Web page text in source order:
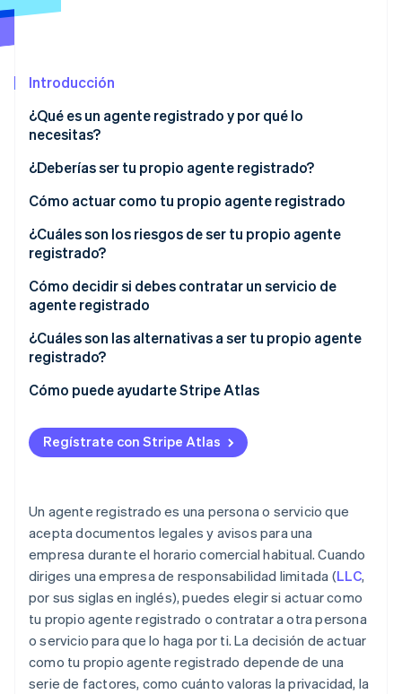
Constitución de una startup
Climate
Eliminación de dióxido de carbono
Verificación de identidad en línea
Descubre cómo Stripe está construyendo la
para la IA.
Introducción
¿Qué es un agente registrado y por qué lo
necesitas?
¿Deberías ser tu propio agente registrado?
Cómo actuar como tu propio agente registrado
¿Cuáles son los riesgos de ser tu propio agente
registrado?
Cómo decidir si debes contratar un servicio de
agente registrado
¿Cuáles son las alternativas a ser tu propio agente
registrado?
Contrata el servicio de un agente registrado
Recurre a un abogado o a un bufete de abogados
Pregúntale a un amigo o familiar de confianza
Cómo puede ayudarte Stripe Atlas
Registro con Atlas
Aceptar pagos y operaciones bancarias antes de
Compra de acciones iniciales sin efectivo
Presentación automática de la elección fiscal 83(b)
Documentación legal para empresas de primer nivel
Un año gratis de Stripe Payments, más 50 000 $ en
créditos y descuentos para socios
Regístrate con Stripe Atlas
Un agente registrado es una persona o servicio que
acepta documentos legales y avisos para una
empresa durante el horario comercial habitual. Cuando
diriges una empresa de responsabilidad limitada (LLC,
por sus siglas en inglés), puedes elegir si actuar como
tu propio agente registrado o contratar a otra persona
o servicio para que lo haga por ti. La decisión de actuar
como tu propio agente registrado depende de una
serie de factores, como cuánto valoras la privacidad, la